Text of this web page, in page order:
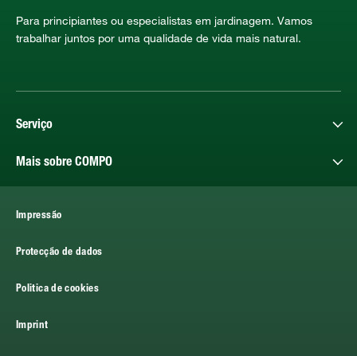
Para principiantes ou especialistas em jardinagem. Vamos
trabalhar juntos por uma qualidade de vida mais natural.
Serviço
Mais sobre COMPO
Impressão
Protecção de dados
Politica de cookies
Imprint